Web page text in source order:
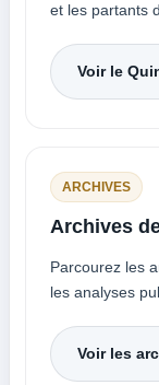
et les partants
Voir le
ARCHIVES
Archives
Parcourez les
les analyses
Voir les